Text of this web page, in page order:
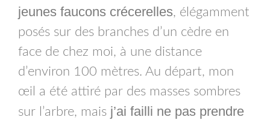
jeunes faucons crécerelles, élégamment
posés sur des branches d’un cèdre en
face de chez moi, à une distance
d’environ 100 mètres. Au départ, mon
œil a été attiré par des masses sombres
sur l’arbre, mais j’ai failli ne pas prendre